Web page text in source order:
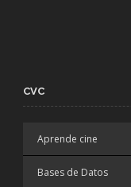
CVC
Aprende cine
Bases de Datos